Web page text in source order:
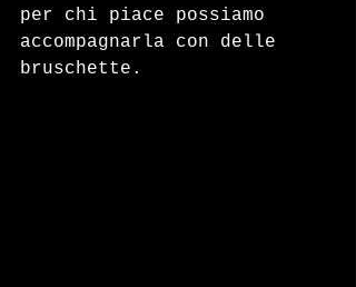
per chi piace possiamo
accompagnarla con delle
bruschette.